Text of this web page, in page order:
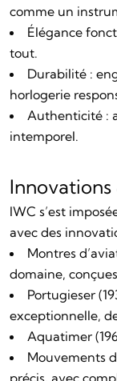
comme un
Élégance
tout.
Durabilité :
horlogerie
Authenticité :
intemporel.
IWC s’est
avec des
Montres
domaine,
Portugieser
exceptionnelle,
Aquatimer
Mouvements